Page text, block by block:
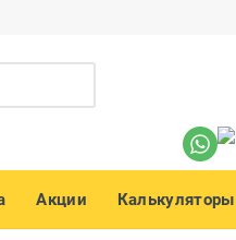
Акции Калькуляторы